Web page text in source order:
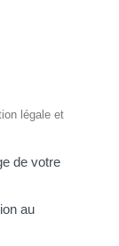
légale et
de votre
au